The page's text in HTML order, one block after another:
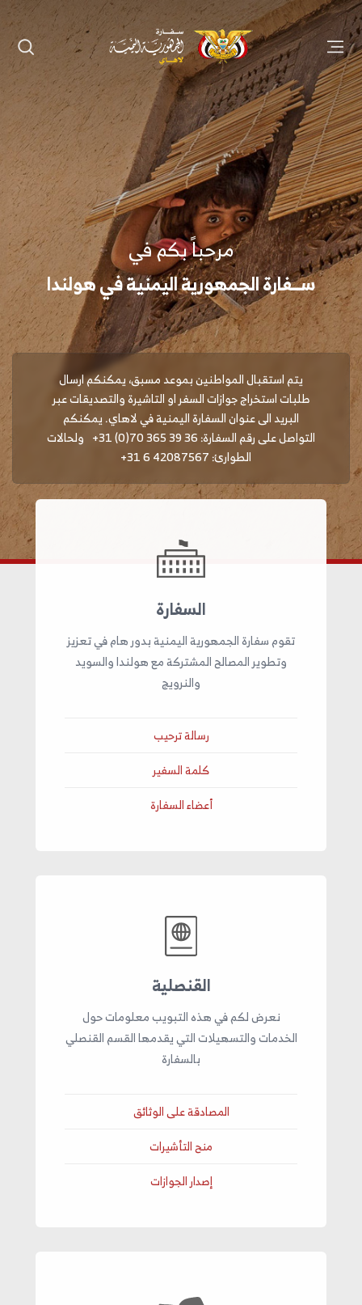
مرحباً بكم في
ســفارة الجمهورية اليمنية في هولندا
يتم استقبال المواطنين بموعد مسبق، يمكنكم ارسال
طلبات استخراج جوازات السفر او التاشيرة والتصديقات عبر
البريد الى عنوان السفارة اليمنية في لاهاي. يمكنكم
التواصل على رقم السفارة:
+31 (0)70 365 39 36 ولحالات
الطوارئ: +31 6 42087567
السفارة
تقوم سفارة الجمهورية اليمنية بدور هام في تعزيز
وتطوير المصالح المشتركة مع هولندا والسويد
والنرويج
رسالة ترحيب
كلمة السفير
أعضاء السفارة
القنصلية
نعرض لكم في هذه التبويب معلومات حول
الخدمات والتسهيلات التي يقدمها القسم القنصلي
بالسفارة
المصادقة على الوثائق
منح التأشيرات
إصدار الجوازات